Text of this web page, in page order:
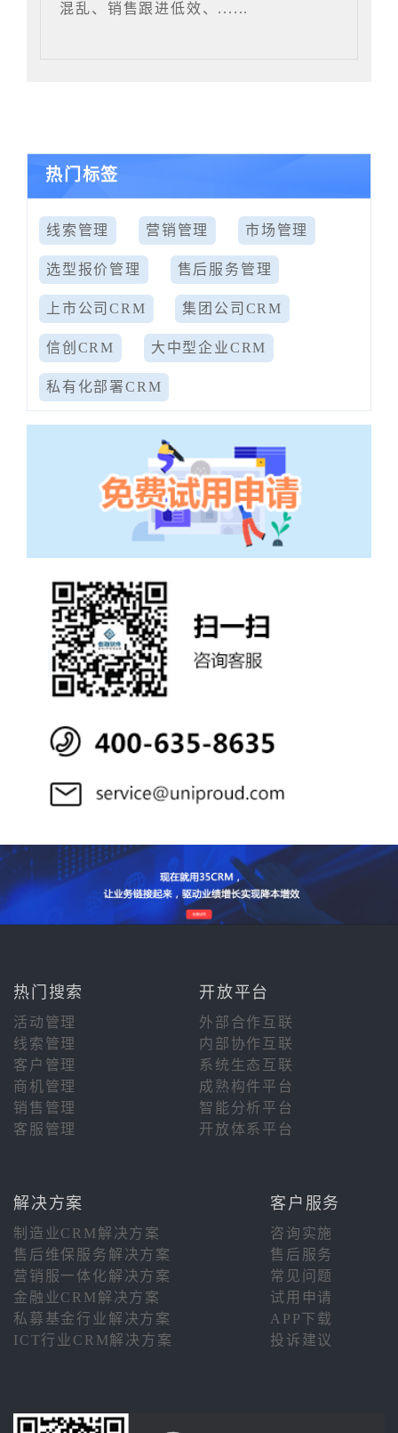
混乱、销售跟进低效、......
热门标签
线索管理 营销管理 市场管理
选型报价管理 售后服务管理
上市公司CRM 集团公司CRM
信创CRM 大中型企业CRM
私有化部署CRM
热门搜索 开放平台
活动管理
外部合作互联
线索管理
内部协作互联
客户管理
系统生态互联
商机管理
成熟构件平台
销售管理
智能分析平台
客服管理
开放体系平台
解决方案 客户服务
制造业CRM解决方案
咨询实施
售后维保服务解决方案
售后服务
营销服一体化解决方案
常见问题
金融业CRM解决方案
试用申请
私募基金行业解决方案
APP下载
ICT行业CRM解决方案
投诉建议